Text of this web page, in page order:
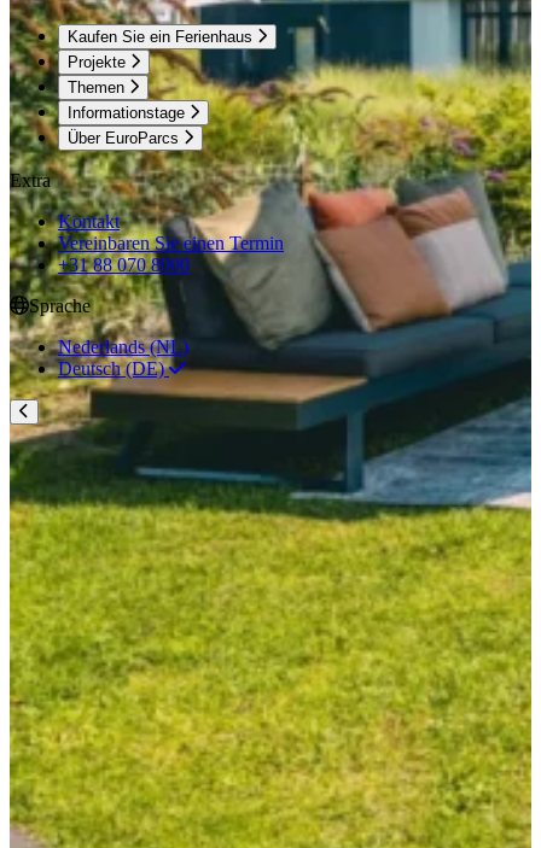
Kaufen Sie ein Ferienhaus
Projekte
Themen
Informationstage
Über EuroParcs
Extra
Kontakt
Vereinbaren Sie einen Termin
+31 88 070 8000
Sprache
Nederlands (NL)
Deutsch (DE)